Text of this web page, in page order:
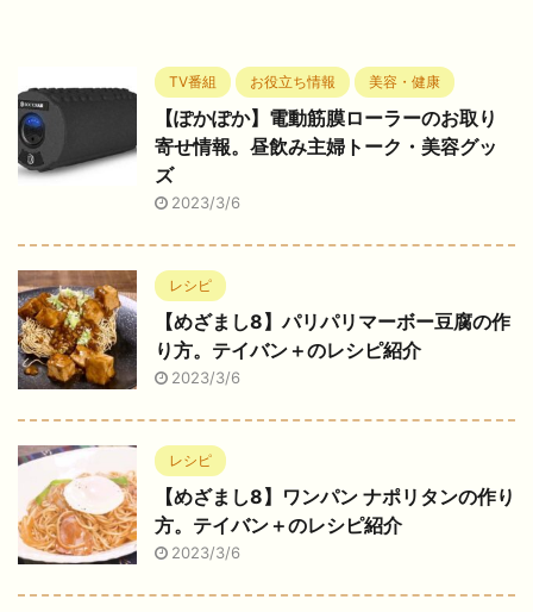
TV番組 お役立ち情報 美容・健康
【ぽかぽか】電動筋膜ローラーのお取り
寄せ情報。昼飲み主婦トーク・美容グッ
ズ
2023/3/6
レシピ
【めざまし8】パリパリマーボー豆腐の作
り方。テイバン＋のレシピ紹介
2023/3/6
レシピ
【めざまし8】ワンパン ナポリタンの作り
方。テイバン＋のレシピ紹介
2023/3/6